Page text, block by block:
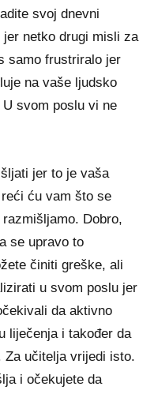
svoj dnevni
netko drugi misli za
samo frustriralo jer
na vaše ljudsko
svom poslu vi ne
jer to je vaša
ću vam što se
Dobro,
se upravo to
činiti greške, ali
u svom poslu jer
da aktivno
liječenja i također da
Za učitelja vrijedi isto.
i očekujete da